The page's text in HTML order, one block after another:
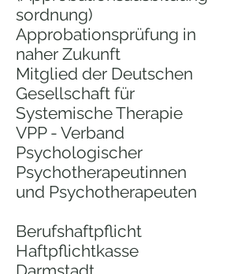
sordnung)
Approbationsprüfung in
naher Zukunft
Mitglied der Deutschen
Gesellschaft für
Systemische Therapie
VPP - Verband
Psychologischer
Psychotherapeutinnen
und Psychotherapeuten
Berufshaftpflicht
Haftpflichtkasse